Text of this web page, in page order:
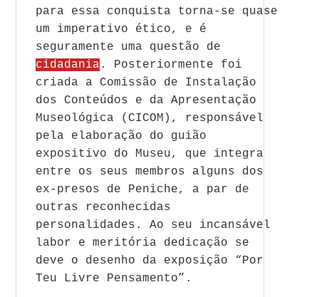
para essa conquista torna-se quase
um imperativo ético, e é
seguramente uma questão de
cidadania . Posteriormente foi
criada a Comissão de Instalação
dos Conteúdos e da Apresentação
Museológica (CICOM), responsável
pela elaboração do guião
expositivo do Museu, que integra
entre os seus membros alguns dos
ex-presos de Peniche, a par de
outras reconhecidas
personalidades. Ao seu incansável
labor e meritória dedicação se
deve o desenho da exposição “Por
Teu Livre Pensamento”.